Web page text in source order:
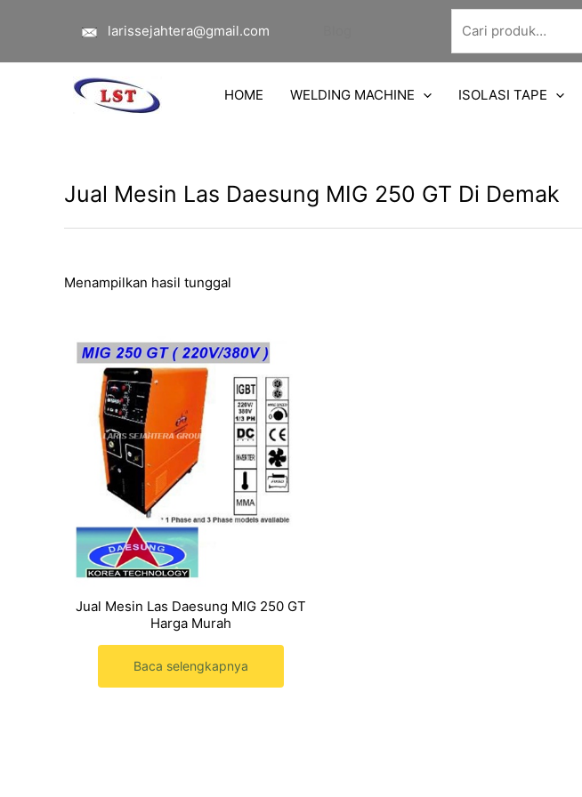
larissejahtera@gmail.com
Pencarian
untuk:
HOME WELDING MACHINE ISOLASI TAPE
Jual Mesin Las Daesung MIG 250 GT Di Demak
Menampilkan hasil tunggal
Jual Mesin Las Daesung MIG 250 GT
Harga Murah
Baca selengkapnya